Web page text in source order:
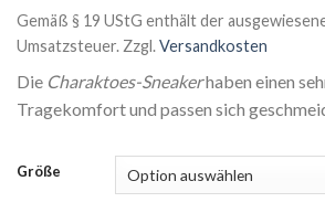
Kundenbewertung
Gemäß § 19 UStG enthält der
Umsatzsteuer. Zzgl.Versandkosten
Die Charaktoes-Sneakerhaben einen
Tragekomfort und passen sich
Größe